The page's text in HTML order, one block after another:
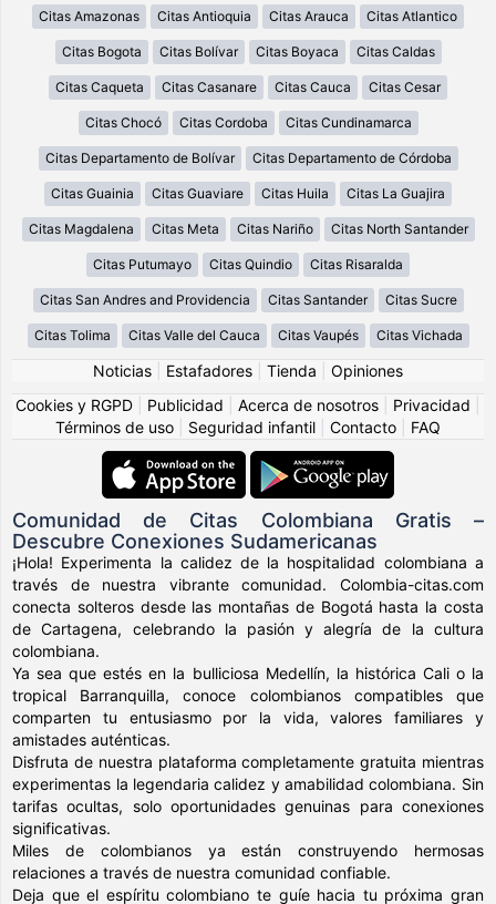
Citas Amazonas Citas Antioquia Citas Arauca Citas Atlantico
Citas Bogota Citas Bolívar Citas Boyaca Citas Caldas
Citas Caqueta Citas Casanare Citas Cauca Citas Cesar
Citas Chocó Citas Cordoba Citas Cundinamarca
Citas Departamento de Bolívar Citas Departamento de Córdoba
Citas Guainia Citas Guaviare Citas Huila Citas La Guajira
Citas Magdalena Citas Meta Citas Nariño Citas North Santander
Citas Putumayo Citas Quindio Citas Risaralda
Citas San Andres and Providencia Citas Santander Citas Sucre
Citas Tolima Citas Valle del Cauca Citas Vaupés Citas Vichada
Noticias Estafadores Tienda
Opiniones
Cookies y RGPD
Publicidad Acerca de nosotros Privacidad
Términos de uso
Seguridad infantil Contacto FAQ
Comunidad de Citas Colombiana Gratis –
Descubre Conexiones Sudamericanas
¡Hola! Experimenta la calidez de la hospitalidad colombiana a
través de nuestra vibrante comunidad. Colombia-citas.com
conecta solteros desde las montañas de Bogotá hasta la costa
de Cartagena, celebrando la pasión y alegría de la cultura
colombiana.
Ya sea que estés en la bulliciosa Medellín, la histórica Cali o la
tropical Barranquilla, conoce colombianos compatibles que
comparten tu entusiasmo por la vida, valores familiares y
amistades auténticas.
Disfruta de nuestra plataforma completamente gratuita mientras
experimentas la legendaria calidez y amabilidad colombiana. Sin
tarifas ocultas, solo oportunidades genuinas para conexiones
significativas.
Miles de colombianos ya están construyendo hermosas
relaciones a través de nuestra comunidad confiable.
Deja que el espíritu colombiano te guíe hacia tu próxima gran